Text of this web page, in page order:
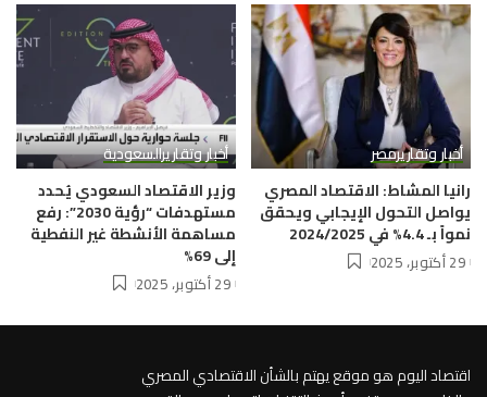
أخبار وتقاريرمصر
رانيا المشاط: الاقتصاد المصري
يواصل التحول الإيجابي ويحقق
نمواً بـ 4.4% في 2024/2025
29 أكتوبر، 2025
أخبار وتقاريرالسعودية
وزير الاقتصاد السعودي يُحدد
مستهدفات “رؤية 2030”: رفع
مساهمة الأنشطة غير النفطية
إلى 69%
29 أكتوبر، 2025
اقتصاد اليوم هو موقع يهتم بالشأن الاقتصادي المصري